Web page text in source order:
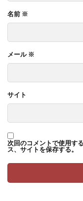
名前 ※
メール ※
サイト
次回のコメントで使用す
ス、サイトを保存する。